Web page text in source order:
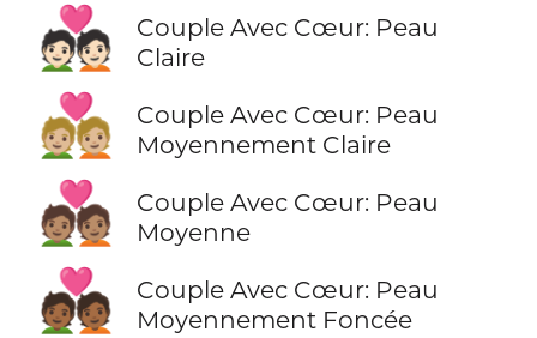
💑🏻
Couple Avec Cœur: Peau
Claire
💑🏼
Couple Avec Cœur: Peau
Moyennement Claire
💑🏽
Couple Avec Cœur: Peau
Moyenne
💑🏾
Couple Avec Cœur: Peau
Moyennement Foncée